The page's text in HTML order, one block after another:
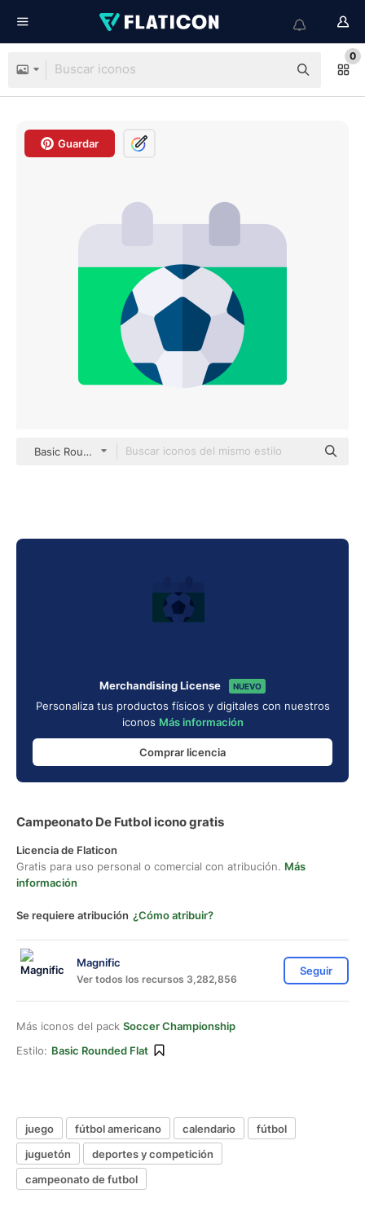
0
Guardar
Basic Rounded Flat
Merchandising License NUEVO
Personaliza tus productos físicos y digitales con nuestros
iconos Más información
Comprar licencia
Campeonato De Futbol icono gratis
Licencia de Flaticon
Gratis para uso personal o comercial con atribución. Más
información
Se requiere atribución ¿Cómo atribuir?
Magnific
Ver todos los recursos 3,282,856
Seguir
Más iconos del pack Soccer Championship
Estilo: Basic Rounded Flat
juego fútbol americano calendario
fútbol
juguetón
deportes y competición
campeonato de futbol